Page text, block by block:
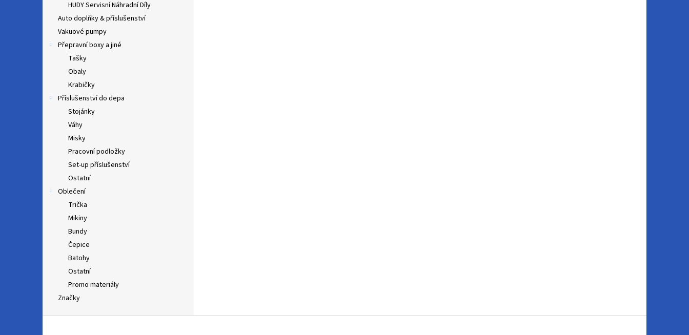
HUDY Servisní Náhradní Díly
Auto doplňky & příslušenství
Vakuové pumpy
Přepravní boxy a jiné
Tašky
Obaly
Krabičky
Příslušenství do depa
Stojánky
Váhy
Misky
Pracovní podložky
Set-up příslušenství
Ostatní
Oblečení
Trička
Mikiny
Bundy
Čepice
Batohy
Ostatní
Promo materiály
Značky